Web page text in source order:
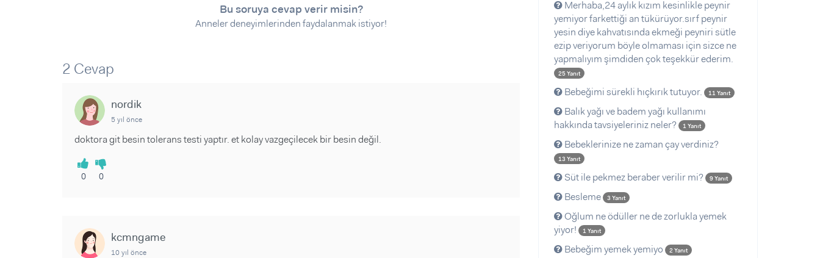
Makaleler
Makaleler
EğlenceBu soruya cevap verir misin?
Anneler deneyimlerinden faydalanmak istiyor!
2 Cevap
nordik
5 yıl önce
doktora git besin tolerans testi yaptır. et kolay vazgeçilecek bir besin değil.
0 0
kcmngame
10 yıl önce
Merhaba,24 aylık kızım kesinlikle peynir
yemiyor farkettiği an tükürüyor.sırf peynir
yesin diye kahvatısında ekmeği peyniri sütle
ezip veriyorum böyle olmaması için sizce ne
yapmalıyım şimdiden çok teşekkür ederim.
25 Yanıt
Bebeğimi sürekli hıçkırık tutuyor. 11 Yanıt
Balık yağı ve badem yağı kullanımı
hakkında tavsiyeleriniz neler?
1 Yanıt
Bebeklerinize ne zaman çay verdiniz?
13 Yanıt
Süt ile pekmez beraber verilir mi? 9 Yanıt
Besleme 3 Yanıt
Oğlum ne ödüller ne de zorlukla yemek
yiyor!
1 Yanıt
Bebeğim yemek yemiyo 2 Yanıt